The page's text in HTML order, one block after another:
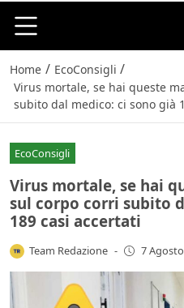
Home / EcoConsigli /
Virus mortale, se hai queste
subito dal medico: ci sono già
EcoConsigli
Virus mortale, se hai
sul corpo corri subito
189 casi accertati
Team Redazione - 7